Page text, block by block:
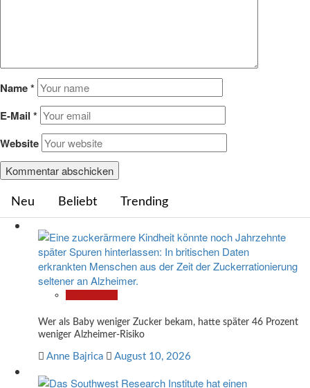
Name*
E-Mail *
Website
Neu Beliebt Trending
Wer als Baby weniger Zucker bekam, hatte später 46 Prozent
weniger Alzheimer-Risiko
Anne Bajrica August 10, 2026